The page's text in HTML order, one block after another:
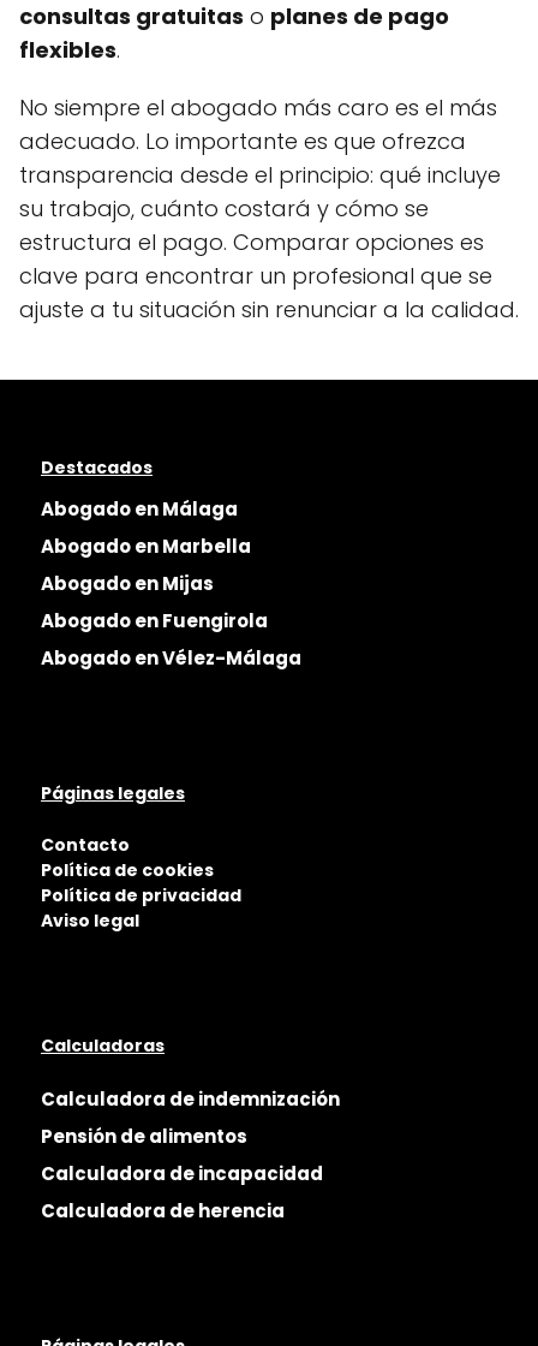
consultas gratuitas o planes de pago
flexibles.
No siempre el abogado más caro es el más
adecuado. Lo importante es que ofrezca
transparencia desde el principio: qué incluye
su trabajo, cuánto costará y cómo se
estructura el pago. Comparar opciones es
clave para encontrar un profesional que se
ajuste a tu situación sin renunciar a la calidad.
Destacados
Abogado en Málaga
Abogado en Marbella
Abogado en Mijas
Abogado en Fuengirola
Abogado en Vélez-Málaga
Páginas legales
Contacto
Política de cookies
Política de privacidad
Aviso legal
Calculadoras
Calculadora de indemnización
Pensión de alimentos
Calculadora de incapacidad
Calculadora de herencia